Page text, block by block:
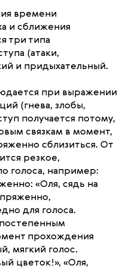
времени
и сближения
три типа
(атаки,
и придыхательный.
при выражении
(гнева, злобы,
получается потому,
связкам в момент,
сблизиться. От
резкое,
голоса, например:
«Оля, сядь на
для голоса.
прохождения
мягкий голос.
цветок!», «Оля,